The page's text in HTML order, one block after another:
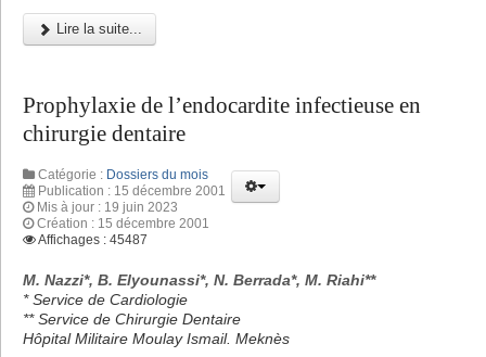
Lire la suite...
Prophylaxie de l’endocardite infectieuse en
chirurgie dentaire
Catégorie : Dossiers du mois
Publication : 15 décembre 2001
Mis à jour : 19 juin 2023
Création : 15 décembre 2001
Affichages : 45487
M. Nazzi*, B. Elyounassi*, N. Berrada*, M. Riahi**
* Service de Cardiologie
** Service de Chirurgie Dentaire
Hôpital Militaire Moulay Ismail. Meknès